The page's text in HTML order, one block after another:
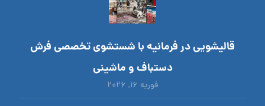
قالیشویی در فرمانیه با شستشوی تخصصی فرش
دستباف و ماشینی
فوریه ۱۶, ۲۰۲۶